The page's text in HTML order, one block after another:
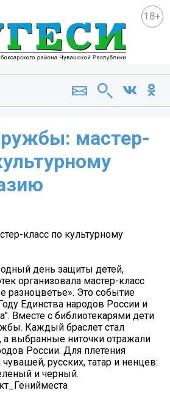
18+
мастер-
класс по культурному
день защиты детей,
организовала мастер-класс
разноцветье». Это событие
Единства народов России и
Вместе с библиотекарями дети
Каждый браслет стал
выбранные ниточки отражали
России. Для плетения
русских, татар и ненцев:
и черный.